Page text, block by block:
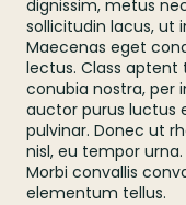
dignissim, metus
sollicitudin lacus, ut
Maecenas eget
lectus. Class
conubia nostra, per
auctor purus luctus
pulvinar. Donec ut
nisl, eu tempor
Morbi convallis
elementum tellus.